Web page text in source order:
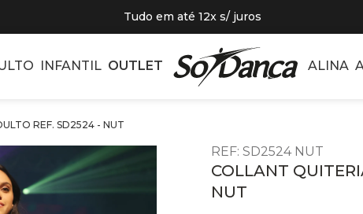
Tudo em até 12x s/ juros
INFANTIL OUTLET ALINA
REF. SD2524 - NUT
REF: SD2524 NUT
COLLANT
NUT